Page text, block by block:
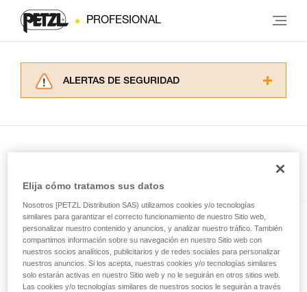
PROFESIONAL
ALERTAS DE SEGURIDAD
y un entrenamiento específico. Confirme a
través de un profesional su capacidad para
ejecutar estas técnicas, solo y con total
seguridad, antes de ejecutarlas de forma
autónoma.
Damos ejemplos de técnicas relacionadas con
su actividad. Pueden existir otras que no
describimos aquí.
En el artículo
e+LITE®
Linterna frontal de emergencia
ultracompacta. 40 lúmenes
Elija cómo tratamos sus datos
Nosotros [PETZL Distribution SAS) utilizamos cookies y/o tecnologías
similares para garantizar el correcto funcionamiento de nuestro Sitio web,
personalizar nuestro contenido y anuncios, y analizar nuestro tráfico. También
compartimos información sobre su navegación en nuestro Sitio web con
nuestros socios analíticos, publicitarios y de redes sociales para personalizar
nuestros anuncios. Si los acepta, nuestras cookies y/o tecnologías similares
solo estarán activas en nuestro Sitio web y no le seguirán en otros sitios web.
Las cookies y/o tecnologías similares de nuestros socios le seguirán a través